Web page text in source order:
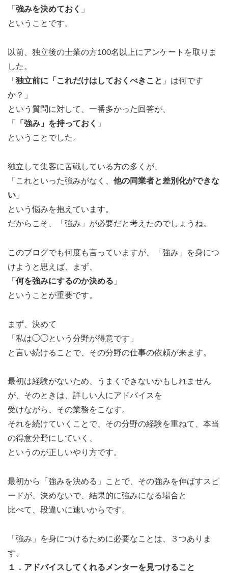
「 強みを決めておく
」
ということです。
以前、独立後の士業の方100名以上にアンケートを取りま
した。
「 独立前に「これだけはしておくべきこと 」は何です
か？」
という質問に対して、一番多かった回答が、
「
「強み」を持っておく
」
ということでした。
独立して集客に苦戦している方の多くが、
「これといった強みがなく、 他の同業者と差別化ができな
い 」
という悩みを抱えています。
だからこそ、「強み」が必要だと考えたのでしょうね。
このブログでも何度も言っていますが、「強み」を身につ
けようと思えば、まず、
「 何を強みにするのか決める 」
ということが重要です。
まず、決めて
「私は◯◯という分野が得意です」
と言い続けることで、その分野の仕事の依頼が来ます。
最初は経験がないため、うまくできないかもしれません
が、そのときは、詳しい人にアドバイスを
受けながら、その業務をこなす。
それを続けていくことで、その分野の経験を重ねて、本当
の得意分野にしていく、
というのが正しいやり方です。
最初から「強みを決める」ことで、その強みを伸ばすスピ
ードが、決めないで、結果的に強みになる場合と
比べて、段違いに速いからです。
「強み」を身につけるために必要なことは、３つありま
す。
１．アドバイスしてくれるメンターを見つけること